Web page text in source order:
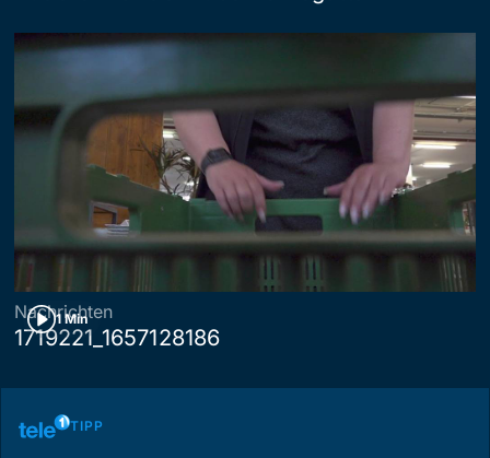
1 Min
Nachrichten
1719221_1657128186
TIPP